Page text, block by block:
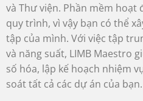
và Thư viện. Phần mềm hoạt
quy trình, vì vậy bạn có thể
tập của mình. Với việc tập
và năng suất, LIMB Maestro
số hóa, lập kế hoạch nhiệm
soát tất cả các dự án của bạn.